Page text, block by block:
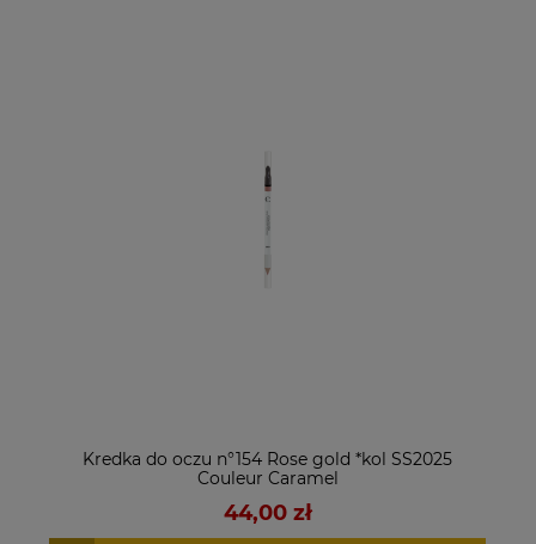
Kredka do oczu n°154 Rose gold *kol SS2025
Couleur Caramel
44,00 zł